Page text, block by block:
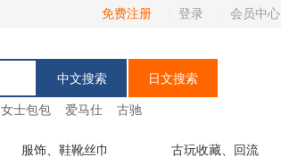
免费注册 登录 会员中心
女士包包 爱马仕 古驰
服饰、鞋靴丝巾 古玩收藏、回流